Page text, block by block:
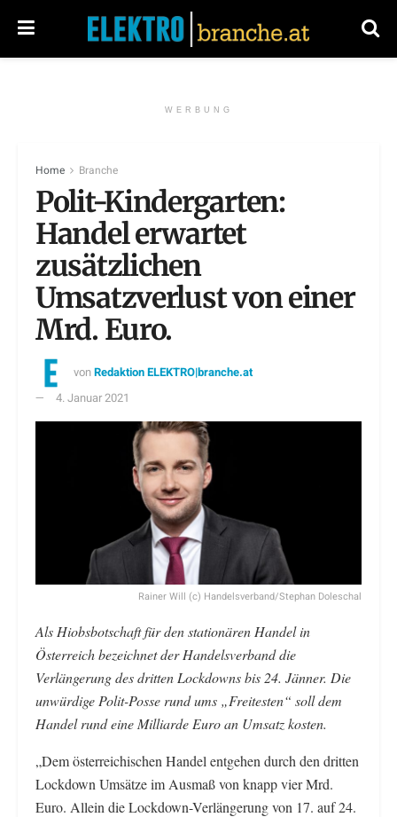
WERBUNG
Home Branche
Polit-Kindergarten:
Handel erwartet
zusätzlichen
Umsatzverlust von einer
Mrd. Euro.
vonRedaktion ELEKTRO|branche.at
4. Januar 2021
Rainer Will (c) Handelsverband/Stephan Doleschal
Als Hiobsbotschaft für den stationären Handel in
Österreich bezeichnet der Handelsverband die
Verlängerung des dritten Lockdowns bis 24. Jänner. Die
unwürdige Polit-Posse rund ums „Freitesten“ soll dem
Handel rund eine Milliarde Euro an Umsatz kosten.
„Dem österreichischen Handel entgehen durch den dritten
Lockdown Umsätze im Ausmaß von knapp vier Mrd.
Euro. Allein die Lockdown-Verlängerung von 17. auf 24.